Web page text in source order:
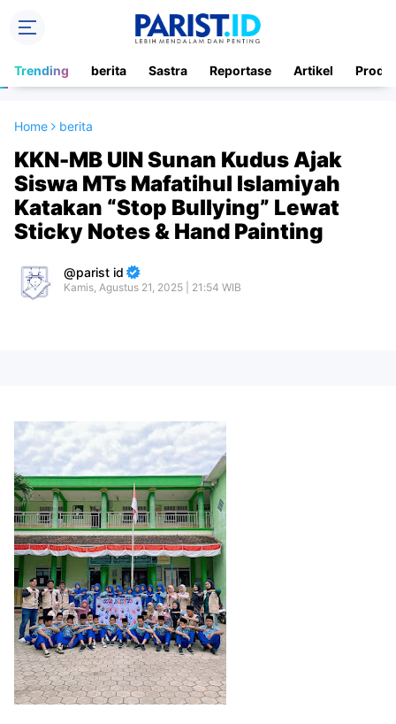
Trending berita Sastra Reportase Artikel
Home berita
KKN-MB UIN Sunan Kudus Ajak
Siswa MTs Mafatihul Islamiyah
Katakan “Stop Bullying” Lewat
Sticky Notes & Hand Painting
parist id
Kamis, Agustus 21, 2025 | 21:54 WIB